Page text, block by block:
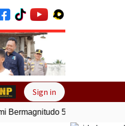
Next
Sign in
Bermagnitudo 5,1 Kembali